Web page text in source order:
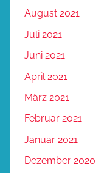
August 2021
Juli 2021
Juni 2021
April 2021
März 2021
Februar 2021
Januar 2021
Dezember 2020